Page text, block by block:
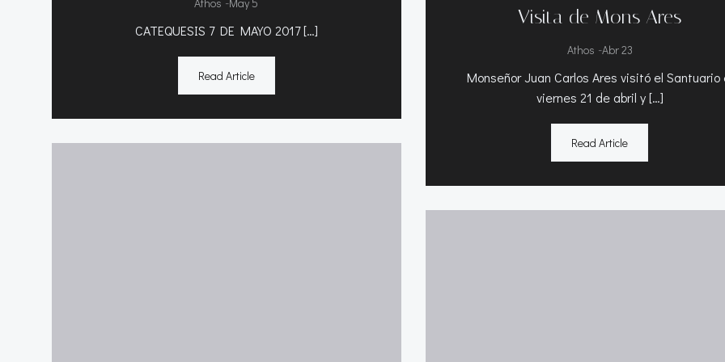
CATEQUESIS 7 DE MAYO 2017 […]
Read Article
Visita de Mons Ares
Athos -Abr 23
Monseñor Juan Carlos Ares visitó el Santuario
viernes 21 de abril y […]
Read Article